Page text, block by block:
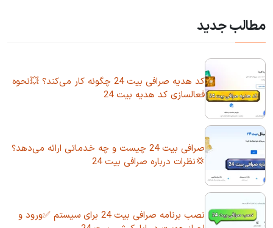
مطالب جدید
کد هدیه صرافی بیت 24 چگونه کار می‌کند؟ 💥نحوه
فعالسازی کد هدیه بیت 24
صرافی بیت 24 چیست و چه خدماتی ارائه می‌دهد؟
💢نظرات درباره صرافی بیت 24
نصب برنامه صرافی بیت 24 برای سیستم ✅ورود و